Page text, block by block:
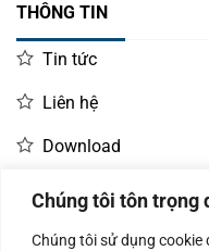
Chúng tôi tôn trọng
Chúng tôi sử dụng cookie
THÔNG TIN
Tin tức
Liên hệ
Download
LIÊN HỆ MUA HÀNG